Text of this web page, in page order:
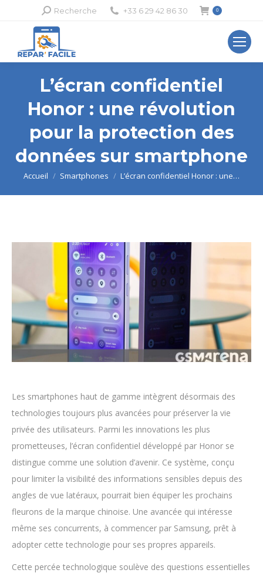
Recherche
Recherche +33 6 29 42 86 30 0
L’écran confidentiel
Honor : une révolution
pour la protection des
données sur smartphone
Vous êtes ici :
Accueil Smartphones L’écran confidentiel Honor : une…
Les smartphones haut de gamme intègrent désormais des
technologies toujours plus avancées pour préserver la vie
privée des utilisateurs. Parmi les innovations les plus
prometteuses, l’écran confidentiel développé par Honor se
distingue comme une solution d’avenir. Ce système, conçu
pour limiter la visibilité des informations sensibles depuis des
angles de vue latéraux, pourrait bien équiper les prochains
fleurons de la marque chinoise. Une avancée qui intéresse
même ses concurrents, à commencer par Samsung, prêt à
adopter cette technologie pour ses propres appareils.
Cette percée technologique soulève des questions essentielles